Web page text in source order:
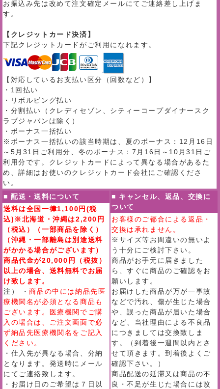
お振込み先は改めて注文確定メールにてご連絡差し上げま
す。
【クレジットカード決済】
下記クレジットカードがご利用になれます。
【対応しているお支払い区分（回数など）】
・1回払い
・リボルビング払い
・分割払い（クレディセゾン、シティーコープダイナースク
ラブジャパンは除く）
・ボーナス一括払い
※ボーナス一括払いの該当時期は、夏のボーナス：12月16日
～5月31日ご利用分、冬のボーナス：7月16日～10月31日ご
利用分です。クレジットカードによって異なる場合があるた
め、詳細はお使いのクレジットカード会社にご確認くださ
い。
■ 配送・送料について
送料は全国一律1,100円(税
込)※北海道・沖縄は2,200円
（税込）（一部商品を除く）
（沖縄・一部離島は別途送料
がかかる場合がございます）
商品代金が20,000円（税抜）
以上の場合、送料無料でお届
け致します。
注） ・商品の中には納品先医
療機関名が必須となる商品も
ございます。医療機関でご購
入の場合は、ご注文画面で必
ず納品先医療機関名をご記入
ください。
・仕入先が異なる場合、分納
となります。発送時にメール
にてご連絡致します。
・お届け日のご希望は７日以
■ キャンセル、返品、交換に
ついて
お客様のご都合による返品・
交換は承れません。
※サイズ等お間違いの無いよ
う十分にご検討下さい。
商品がお手元に届きました
ら、すぐに商品のご確認をお
願いします。
お届けした商品が万が一事故
などで汚れ、傷が生じた場合
や、誤った商品が届いた場合
など、当社理由による不良品
につきましては交換致しま
す。（到着後一週間以内とさ
せて頂きます。到着後よくご
確認下さい。）
商品配送の延滞又は商品の不
良・不足が生じた場合には改